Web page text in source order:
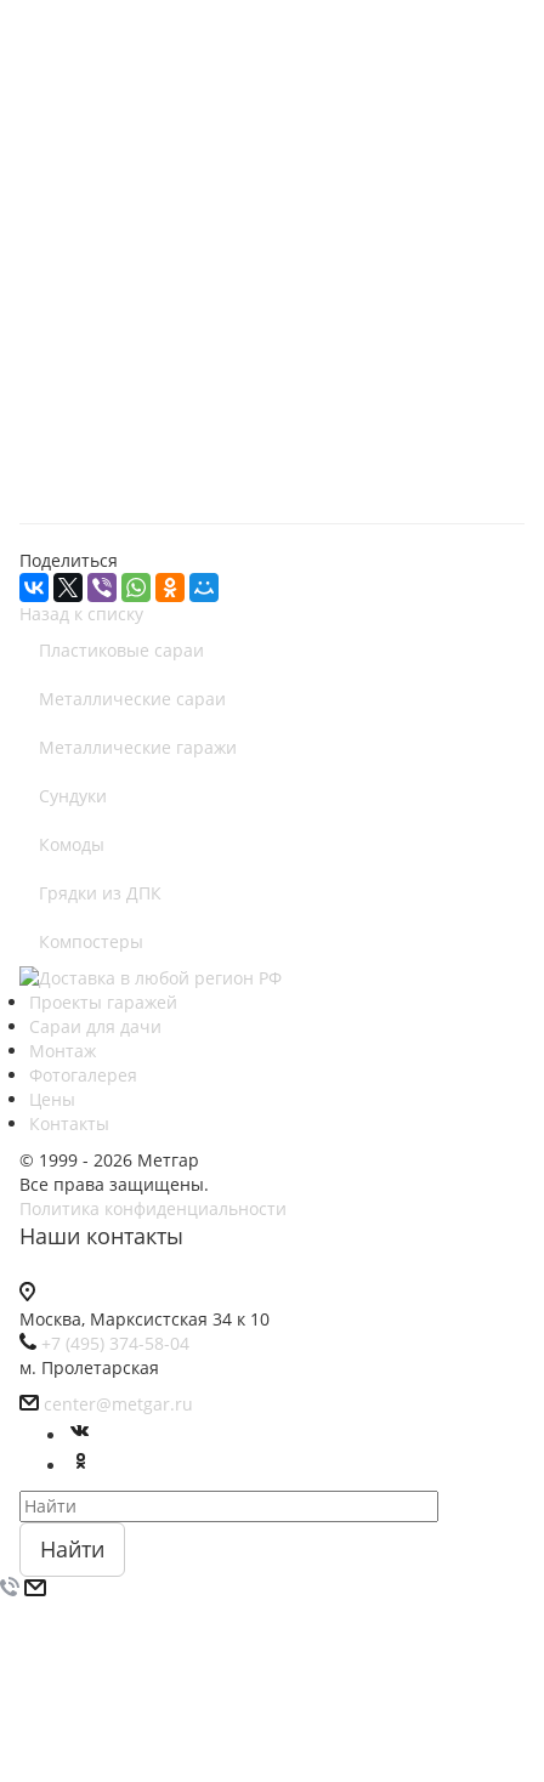
Поделиться
Назад к списку
Пластиковые сараи
Металлические сараи
Металлические гаражи
Сундуки
Комоды
Грядки из ДПК
Компостеры
Проекты гаражей
Сараи для дачи
Монтаж
Фотогалерея
Цены
Контакты
© 1999 - 2026 Метгар
Все права защищены.
Политика конфиденциальности
Наши контакты
Москва, Марксистская 34 к 10
+7 (495) 374-58-04
м. Пролетарская
center@metgar.ru
Найти